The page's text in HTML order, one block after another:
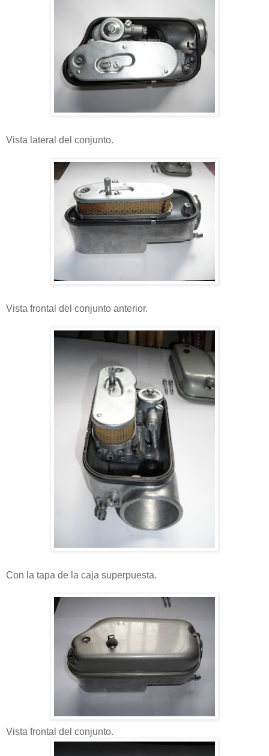
Vista lateral del conjunto.
Vista frontal del conjunto anterior.
Con la tapa de la caja superpuesta.
Vista frontal del conjunto.